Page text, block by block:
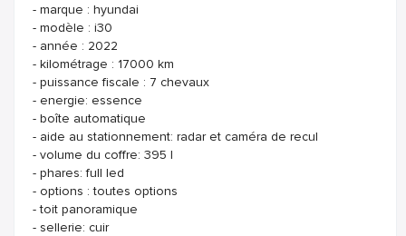
- marque : hyundai
- modèle : i30
- année : 2022
- kilométrage : 17000 km
- puissance fiscale : 7 chevaux
- energie: essence
- boîte automatique
- aide au stationnement: radar et caméra de recul
- volume du coffre: 395 l
- phares: full led
- options : toutes options
- toit panoramique
- sellerie: cuir